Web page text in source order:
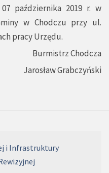
października 2019 r. w
w Chodczu przy ul.
pracy Urzędu.
Burmistrz Chodcza
Jarosław Grabczyński
i Infrastruktury